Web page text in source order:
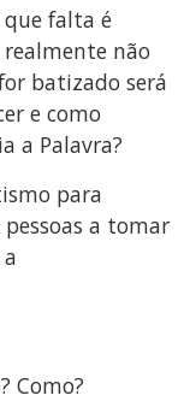
que falta é
realmente não
batizado será
e como
a Palavra?
para
a tomar
Como?